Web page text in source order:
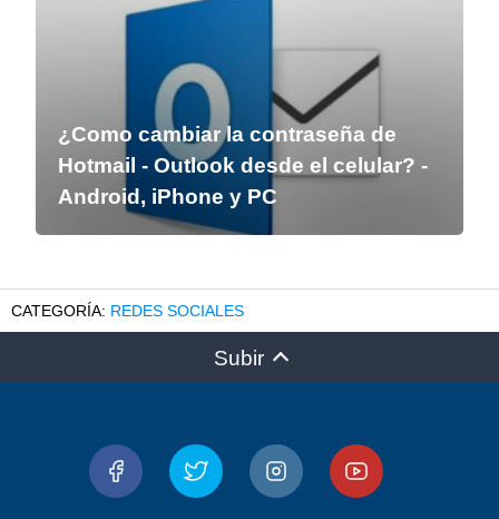
¿Como cambiar la contraseña de
Hotmail - Outlook desde el celular? -
Android, iPhone y PC
REDES SOCIALES
Subir